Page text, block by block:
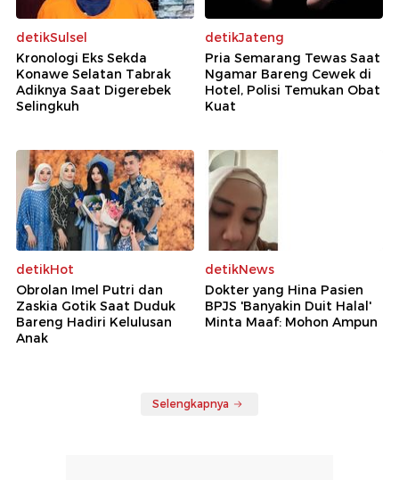
detikSulsel
Kronologi Eks Sekda
Konawe Selatan Tabrak
Adiknya Saat Digerebek
Selingkuh
detikJateng
Pria Semarang Tewas Saat
Ngamar Bareng Cewek di
Hotel, Polisi Temukan Obat
Kuat
detikHot
Obrolan Imel Putri dan
Zaskia Gotik Saat Duduk
Bareng Hadiri Kelulusan
Anak
detikNews
Dokter yang Hina Pasien
BPJS 'Banyakin Duit Halal'
Minta Maaf: Mohon Ampun
Selengkapnya